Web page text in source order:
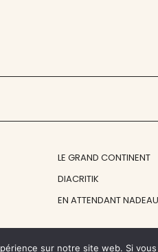
LE GRAND CONTINENT
DIACRITIK
EN ATTENDANT NADEAU
sur notre site web. Si